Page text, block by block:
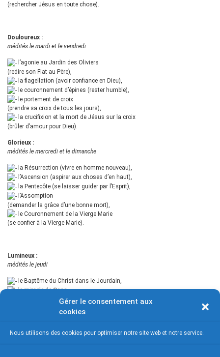
Gérer le consentement aux
cookies
Nous utilisons des cookies pour optimiser notre site web et notre service.
(rechercher Jésus en toute chose).
Douloureux :
médités le mardi et le vendredi
l’agonie au Jardin des Oliviers
(redire son Fiat au Père),
la flagellation (avoir confiance en Dieu),
le couronnement d’épines (rester humble),
le portement de croix
(prendre sa croix de tous les jours),
la crucifixion et la mort de Jésus sur la croix
(brûler d’amour pour Dieu).
Glorieux :
médités le mercredi et le dimanche
la Résurrection (vivre en homme nouveau),
l’Ascension (aspirer aux choses d’en haut),
la Pentecôte (se laisser guider par l’Esprit),
l’Assomption
(demander la grâce d’une bonne mort),
le Couronnement de la Vierge Marie
(se confier à la Vierge Marie).
Lumineux :
médités le jeudi
le Baptême du Christ dans le Jourdain,
le miracle de Cana,
l’appel et la conversion de Marc,
la Transfiguration,